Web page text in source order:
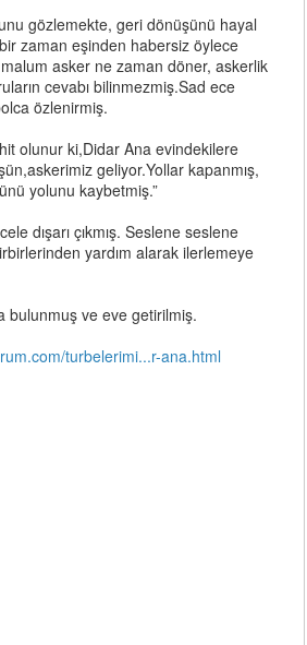
gözlemekte, geri dönüşünü hayal
zaman eşinden habersiz öylece
asker ne zaman döner, askerlik
cevabı bilinmezmiş.Sad ece
özlenirmiş.
olunur ki,Didar Ana evindekilere
geliyor.Yollar kapanmış,
yolunu kaybetmiş.”
dışarı çıkmış. Seslene seslene
yardım alarak ilerlemeye
bulunmuş ve eve getirilmiş.
turbelerimi...r-ana.html